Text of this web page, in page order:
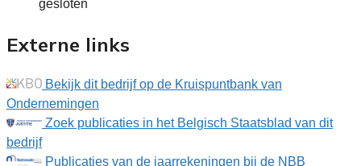
gesloten
Externe links
Bekijk dit bedrijf op de Kruispuntbank van
Ondernemingen
Zoek publicaties in het Belgisch Staatsblad van dit
bedrijf
Publicaties van de jaarrekeningen bij de NBB